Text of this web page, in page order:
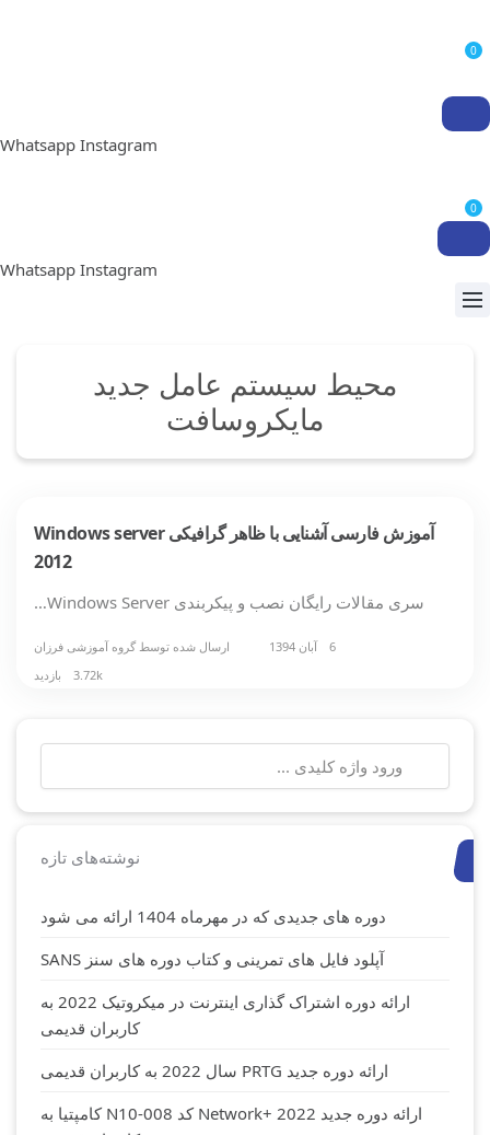
0
Whatsapp Instagram
0
Whatsapp Instagram
محیط سیستم عامل جدید
مایکروسافت
آموزش فارسی آشنایی با ظاهر گرافیکی Windows server
2012
سری مقالات رایگان نصب و پیکربندی Windows Server…
6 آبان 1394 ارسال شده توسط گروه آموزشی فرزان
3.72k بازدید
نوشته‌های تازه
دوره های جدیدی که در مهرماه 1404 ارائه می شود
آپلود فایل های تمرینی و کتاب دوره های سنز SANS
ارائه دوره اشتراک گذاری اینترنت در میکروتیک 2022 به
کاربران قدیمی
ارائه دوره جدید PRTG سال 2022 به کاربران قدیمی
ارائه دوره جدید Network+ 2022 کد N10-008 کامپتیا به